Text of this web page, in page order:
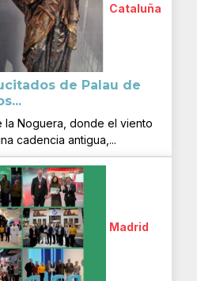
Cataluña
de Palau de
la Noguera, donde el viento
cadencia antigua,...
Madrid